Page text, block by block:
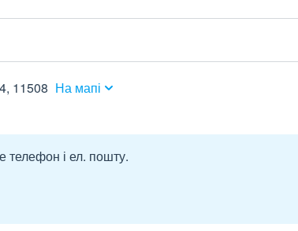
11508 На мапі
телефон і ел. пошту.